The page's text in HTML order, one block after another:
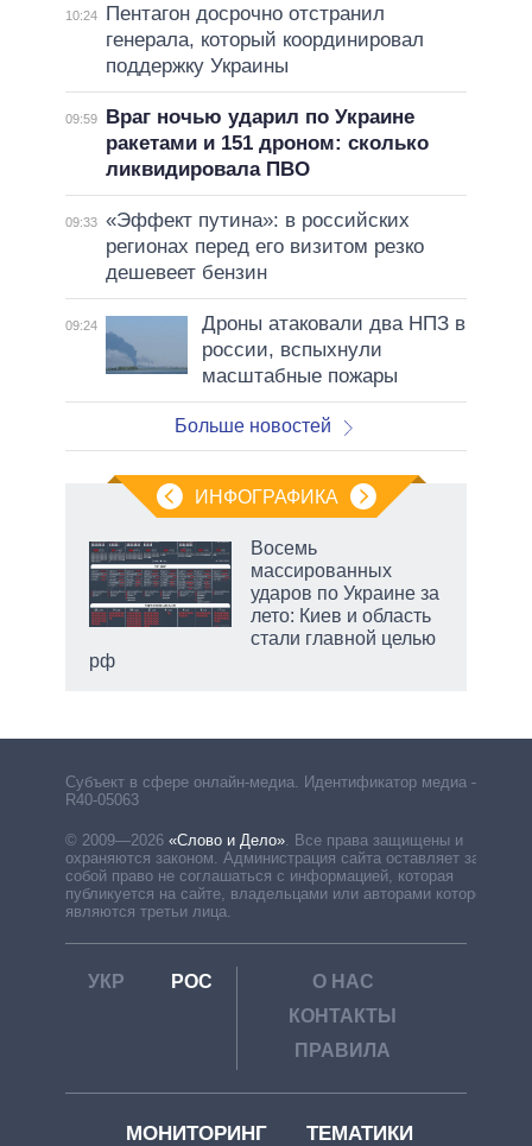
10:24
Пентагон досрочно отстранил
генерала, который координировал
поддержку Украины
09:59
Враг ночью ударил по Украине
ракетами и 151 дроном: сколько
ликвидировала ПВО
09:33 «Эффект путина»: в российских
регионах перед его визитом резко
дешевеет бензин
09:24
Дроны атаковали два НПЗ в
россии, вспыхнули
масштабные пожары
Больше новостей
ИНФОГРАФИКА
Восемь
массированных
ударов по Украине за
лето: Киев и область
стали главной целью
рф
Субъект в сфере онлайн-медиа. Идентификатор медиа –
R40-05063
© 2009—2026 «Слово и Дело»
Все права защищены и
охраняются законом. Администрация сайта оставляет за
собой право не соглашаться с информацией, которая
публикуется на сайте, владельцами или авторами которой
являются третьи лица.
УКР РОС
О НАС
КОНТАКТЫ
ПРАВИЛА
МОНИТОРИНГ ТЕМАТИКИ